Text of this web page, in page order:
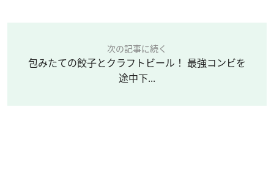
次の記事に続く
包みたての餃子とクラフトビール！ 最強コンビを
途中下...